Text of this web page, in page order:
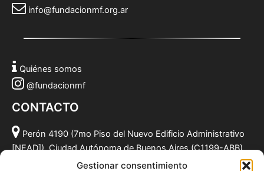
Gestionar consentimiento
info@fundacionmf.org.ar
Quiénes somos
@fundacionmf
CONTACTO
Perón 4190 (7mo Piso del Nuevo Edificio Administrativo
[NEAD]), Ciudad Autónoma de Buenos Aires (C1199-ABB),